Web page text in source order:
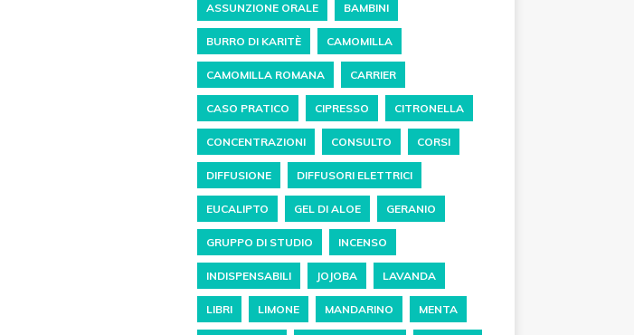
ASSUNZIONE ORALE BAMBINI
BURRO DI KARITÈ CAMOMILLA
CAMOMILLA ROMANA CARRIER
CASO PRATICO CIPRESSO CITRONELLA
CONCENTRAZIONI CONSULTO CORSI
DIFFUSIONE DIFFUSORI ELETTRICI
EUCALIPTO GEL DI ALOE GERANIO
GRUPPO DI STUDIO INCENSO
INDISPENSABILI JOJOBA LAVANDA
LIBRI LIMONE MANDARINO MENTA